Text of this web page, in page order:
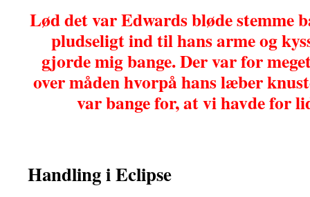
Lød det var Edwards bløde stemme
pludseligt ind til hans arme og
gjorde mig bange. Der var for
over måden hvorpå hans læber
var bange for, at vi havde for
Handling i Eclipse